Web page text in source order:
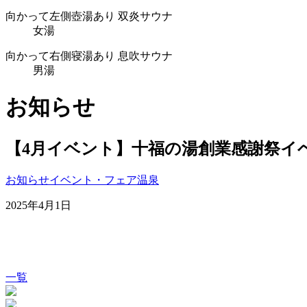
向かって左側壺湯あり 双炎サウナ
女湯
向かって右側寝湯あり 息吹サウナ
男湯
お知らせ
【4月イベント】十福の湯創業感謝祭イ
お知らせイベント・フェア温泉
2025年4月1日
一覧